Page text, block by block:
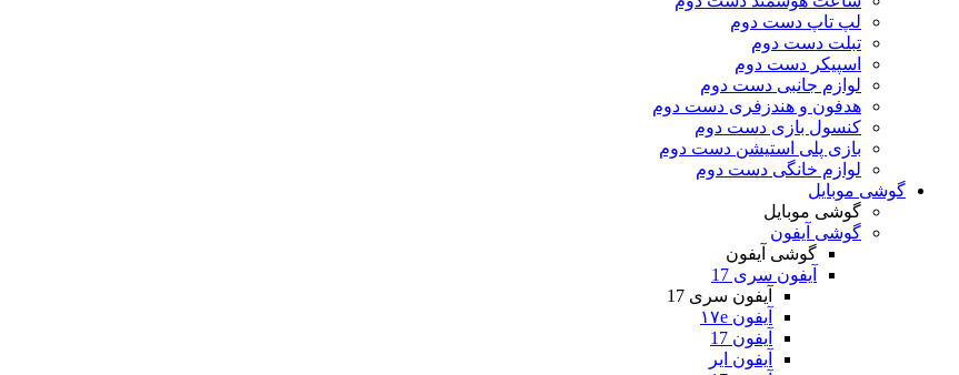
لپ تاپ دست دوم
تبلت دست دوم
اسپیکر دست دوم
لوازم جانبی دست دوم
هدفون و هندزفری دست دوم
کنسول بازی دست دوم
بازی پلی استیشن دست دوم
لوازم خانگی دست دوم
گوشی موبایل
گوشی موبایل
گوشی آیفون
گوشی آیفون
آیفون سری 17
آیفون سری 17
آیفون ۱۷e
آیفون 17
آیفون ایر